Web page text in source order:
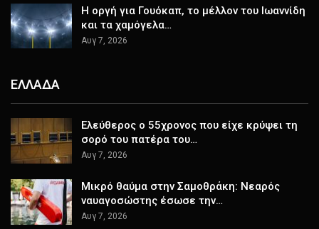
Η οργή για Γουόκαπ, το μέλλον του Ιωαννίδη
και τα χαμόγελα…
Αυγ 7, 2026
ΕΛΛΑΔΑ
Ελεύθερος ο 55χρονος που είχε κρύψει τη
σορό του πατέρα του…
Αυγ 7, 2026
Μικρό θαύμα στην Σαμοθράκη: Νεαρός
ναυαγοσώστης έσωσε την…
Αυγ 7, 2026